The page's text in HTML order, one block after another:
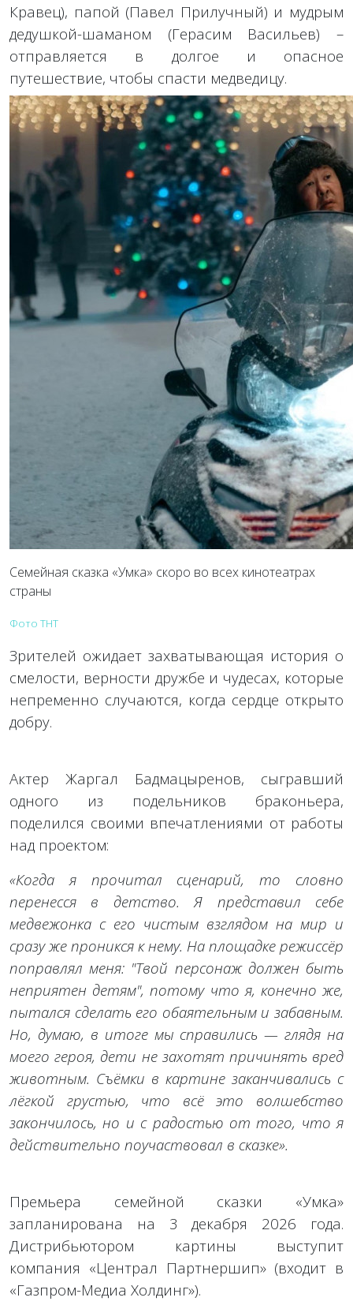
Кравец), папой (Павел Прилучный) и мудрым
дедушкой-шаманом (Герасим Васильев) –
отправляется в долгое и опасное
путешествие, чтобы спасти медведицу.
Семейная сказка «Умка» скоро во всех кинотеатрах
страны
Фото ТНТ
Зрителей ожидает захватывающая история о
смелости, верности дружбе и чудесах, которые
непременно случаются, когда сердце открыто
добру.
Актер Жаргал Бадмацыренов, сыгравший
одного из подельников браконьера,
поделился своими впечатлениями от работы
над проектом:
«Когда я прочитал сценарий, то словно
перенесся в детство. Я представил себе
медвежонка с его чистым взглядом на мир и
сразу же проникся к нему. На площадке режиссёр
поправлял меня: "Твой персонаж должен быть
неприятен детям", потому что я, конечно же,
пытался сделать его обаятельным и забавным.
Но, думаю, в итоге мы справились — глядя на
моего героя, дети не захотят причинять вред
животным. Съёмки в картине заканчивались с
лёгкой грустью, что всё это волшебство
закончилось, но и с радостью от того, что я
действительно поучаствовал в сказке».
Премьера семейной сказки «Умка»
запланирована на 3 декабря 2026 года.
Дистрибьютором картины выступит
компания «Централ Партнершип» (входит в
«Газпром-Медиа Холдинг»).